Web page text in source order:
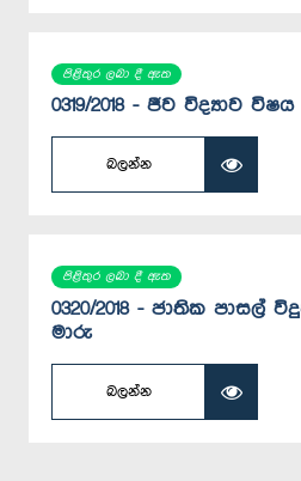
පිළිතුර ලබා දී ඇත
0319/2018 - ජීව විද්‍යාව
බලන්න
පිළිතුර ලබා දී ඇත
0320/2018 - ජාතික පාසල්
මාරු
බලන්න